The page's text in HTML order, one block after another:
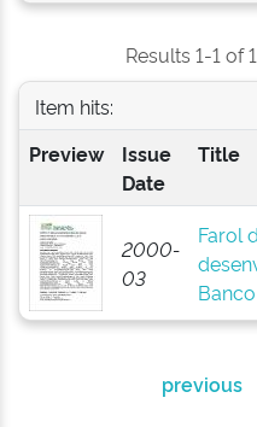
Results 1-1 of
Item hits:
Preview
Issue
Date
Title
2000-
03
Farol
previous